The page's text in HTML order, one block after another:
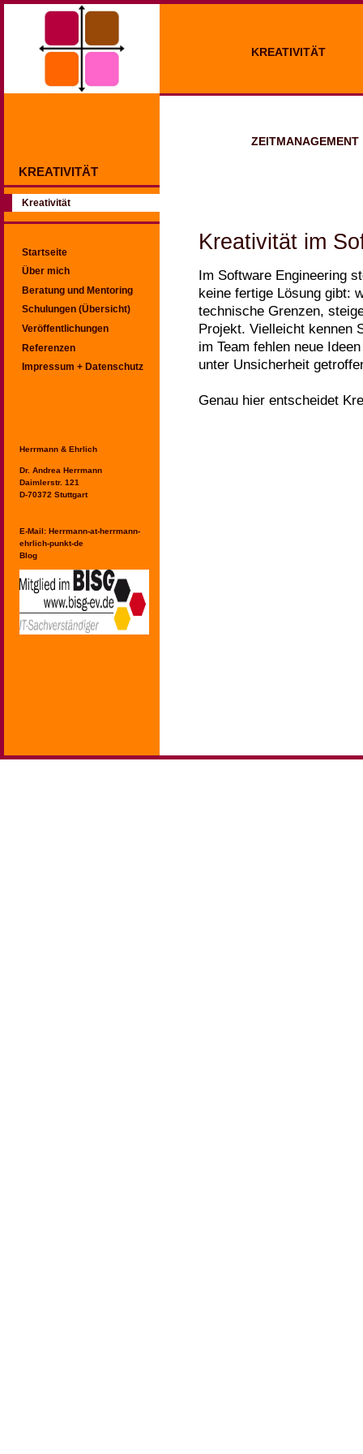
KREATIVITÄT
Kreativität
Startseite
Über mich
Beratung und Mentoring
Schulungen (Übersicht)
Veröffentlichungen
Referenzen
Impressum + Datenschutz
Herrmann & Ehrlich
Dr. Andrea Herrmann
Daimlerstr. 121
D-70372 Stuttgart
E-Mail: Herrmann-at-herrmann-
ehrlich-punkt-de
Blog
KREATIVITÄT
ZEITMANAGEMENT
Kreativität im
Im Software Engineering
keine fertige Lösung gibt:
technische Grenzen,
Projekt. Vielleicht kennen
im Team fehlen neue
unter Unsicherheit
Genau hier entscheidet